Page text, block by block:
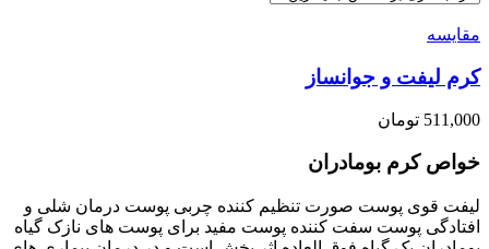
مقایسه
کرم لیفت و جوانساز
511,000 تومان
خواص کرم بومادران
لیفت قوی پوست صورت تنظیم کننده چربی پوست درمان شلی و
افتادگی پوست سفت کننده پوست مفید برای پوست های نازک گیاه